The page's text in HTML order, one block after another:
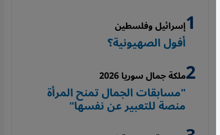
إسرائيل وفلسطين
أفول الصهيونية؟
ملكة جمال سوريا 2026
"مسابقات الجمال تمنح المرأة
منصة للتعبير عن نفسها"